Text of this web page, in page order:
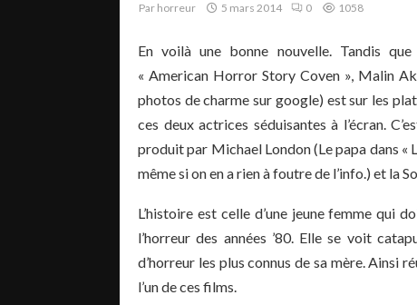
Par horreur 5 mars 2014 0 1058
En voilà une bonne nouvelle. Tandis
« American Horror Story Coven », Malin
photos de charme sur google) est sur les
ces deux actrices séduisantes à l’écran.
produit par Michael London (Le papa dans «
même si on en a rien à foutre de l’info.) et la
L’histoire est celle d’une jeune femme qui
l’horreur des années ’80. Elle se voit
d’horreur les plus connus de sa mère. Ainsi
l’un de ces films.